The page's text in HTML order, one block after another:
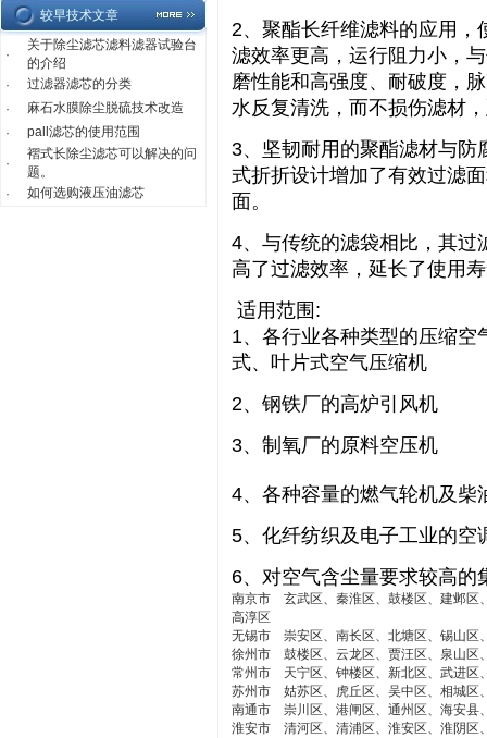
较早技术文章
·
关于除尘滤芯滤料滤器试验台
的介绍
·
过滤器滤芯的分类
·
麻石水膜除尘脱硫技术改造
·
pall滤芯的使用范围
·
褶式长除尘滤芯可以解决的问
题。
·
如何选购液压油滤芯
2、聚酯长纤维滤料的应用，
滤效率更高，运行阻力小，
磨性能和高强度、耐破度，
水反复清洗，而不损伤滤材
3、坚韧耐用的聚酯滤材与防
式折折设计增加了有效过滤
面。
4、与传统的滤袋相比，其过
高了过滤效率，延长了使用
适用范围:
1、各行业各种类型的压缩
式、叶片式空气压缩机
2、钢铁厂的高炉引风机
3、制氧厂的原料空压机
4、各种容量的燃气轮机及柴
5、化纤纺织及电子工业的空
6、对空气含尘量要求较高的
南京市 玄武区、秦淮区、鼓楼区、建邺区
高淳区
无锡市 崇安区、南长区、北塘区、锡山区
徐州市 鼓楼区、云龙区、贾汪区、泉山区
常州市 天宁区、钟楼区、新北区、武进区
苏州市 姑苏区、虎丘区、吴中区、相城区
南通市 崇川区、港闸区、通州区、海安县
淮安市 清河区、清浦区、淮安区、淮阴区